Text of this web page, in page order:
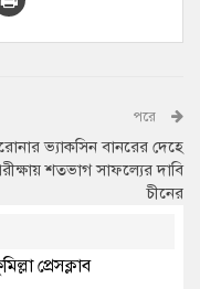
পরে
ভ্যাকসিন বানরের দেহে
শতভাগ সাফল্যের দাবি
চীনের
প্রেসক্লাব